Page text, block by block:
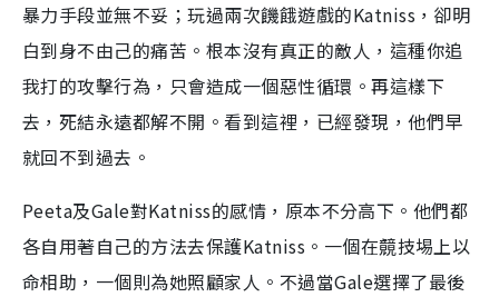
暴力手段並無不妥；玩過兩次饑餓遊戲的Katniss，卻明
白到身不由己的痛苦。根本沒有真正的敵人，這種你追
我打的攻擊行為，只會造成一個惡性循環。再這樣下
去，死結永遠都解不開。看到這裡，已經發現，他們早
就回不到過去。
Peeta及Gale對Katniss的感情，原本不分高下。他們都
各自用著自己的方法去保護Katniss。一個在竸技埸上以
命相助，一個則為她照顧家人。不過當Gale選擇了最後